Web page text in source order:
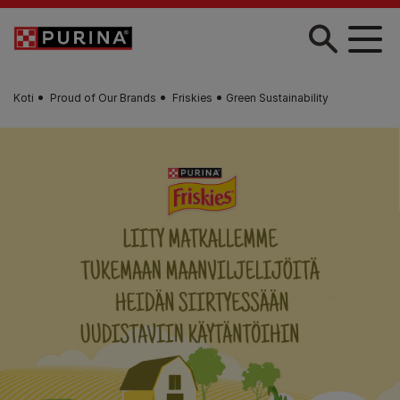
Skip to main content
Koti Proud of Our Brands Friskies Green Sustainability